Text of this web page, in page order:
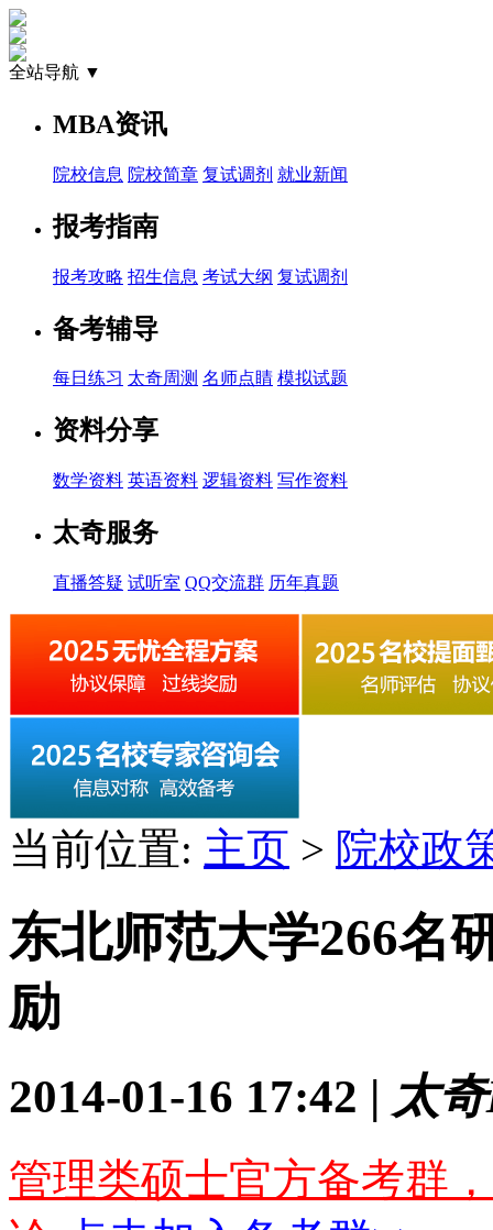
全站导航 ▼
MBA资讯
院校信息 院校简章 复试调剂 就业新闻
报考指南
报考攻略 招生信息 考试大纲 复试调剂
备考辅导
每日练习 太奇周测 名师点睛 模拟试题
资料分享
数学资料 英语资料 逻辑资料 写作资料
太奇服务
直播答疑 试听室 QQ交流群 历年真题
当前位置: 主页 > 院校政
东北师范大学266名
励
2014-01-16 17:42 | 太
管理类硕士官方备考群